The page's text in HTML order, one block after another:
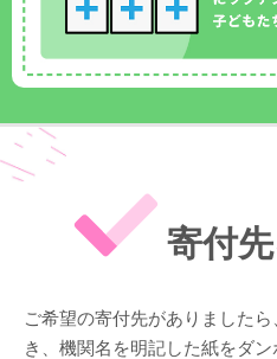
寄付
ご希望の寄付先がありました
き、機関名を明記した紙をダ